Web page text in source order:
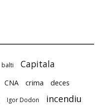
balti Capitala
CNA crima deces
Igor Dodon incendiu